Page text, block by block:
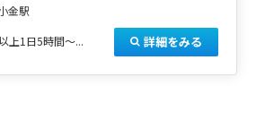
金駅
上1日5時間～... 詳細をみる